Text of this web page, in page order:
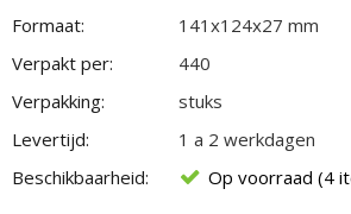
Formaat:
141x124x27 mm
Verpakt per:
440
Verpakking:
stuks
Levertijd:
1 a 2 werkdagen
Beschikbaarheid:
Op voorraad (4